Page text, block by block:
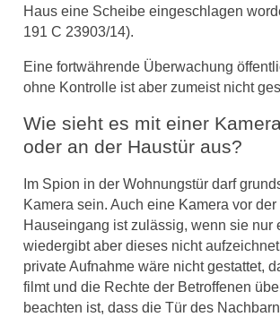
Haus eine Scheibe eingeschlagen
191 C 23903/14).
Eine fortwährende Überwachung
ohne Kontrolle ist aber zumeist nicht
Wie sieht es mit einer
oder an der Haustür aus?
Im Spion in der Wohnungstür darf
Kamera sein. Auch eine Kamera vor
Hauseingang ist zulässig, wenn sie nur
wiedergibt aber dieses nicht
private Aufnahme wäre nicht gestattet,
filmt und die Rechte der Betroffenen
beachten ist, dass die Tür des